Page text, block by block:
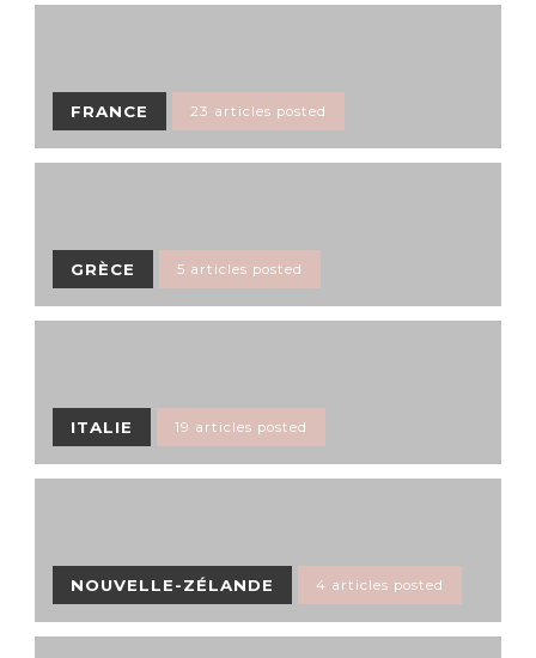
FRANCE 23 articles posted
GRÈCE 5 articles posted
ITALIE 19 articles posted
NOUVELLE-ZÉLANDE 4 articles posted